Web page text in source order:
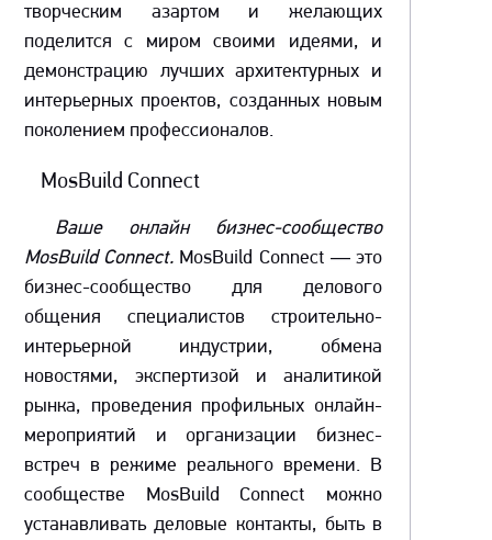
творческим азартом и желающих
поделится с миром своими идеями, и
демонстрацию лучших архитектурных и
интерьерных проектов, созданных новым
поколением профессионалов.
MosBuild Connect
Ваше онлайн бизнес-сообщество
MosBuild Connect. MosBuild Connect — это
бизнес-сообщество для делового
общения специалистов строительно-
интерьерной индустрии, обмена
новостями, экспертизой и аналитикой
рынка, проведения профильных онлайн-
мероприятий и организации бизнес-
встреч в режиме реального времени. В
сообществе MosBuild Connect можно
устанавливать деловые контакты, быть в